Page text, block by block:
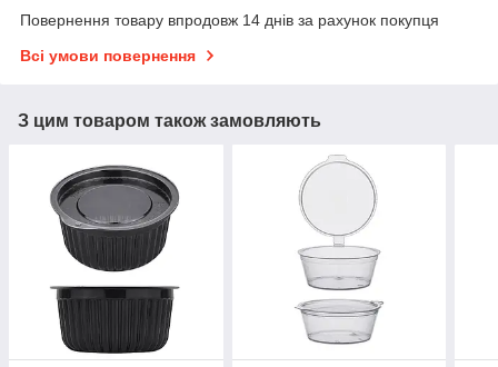
Повернення товару впродовж 14 днів за рахунок покупця
Всі умови повернення
З цим товаром також замовляють